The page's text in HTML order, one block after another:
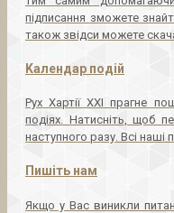
підписання зможете
також звідси можете
Kалендар подій
Рух Хартії ХХІ прагне
подіях. Натисніть, щоб
наступного разу. Всі наші
Пишіть нам
Якщо у Вас виникли